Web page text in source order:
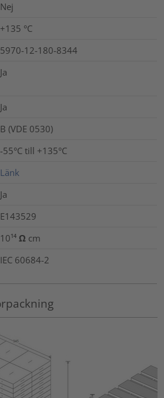
Nej
+135 °C
5970-12-180-8344
Ja
Ja
B (VDE 0530)
-55°C till +135°C
Länk
Ja
E143529
10¹⁴ Ω cm
IEC 60684-2